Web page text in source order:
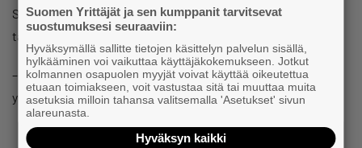
Schroderus haluaa katsoa hetken, mihin suuntaan Suomen
talous on menossa.
– Jos talous ei ala osoittaa piristymisen merkkejä, tuntuu
yhä vahvemmin siltä, että ala on seisahtunut.
Suomen Yrittäjät ja sen kumppanit tarvitsevat
suostumuksesi seuraaviin:
Hyväksymällä sallitte tietojen käsittelyn palvelun sisällä,
hylkääminen voi vaikuttaa käyttäjäkokemukseen. Jotkut
kolmannen osapuolen myyjät voivat käyttää oikeutettua
etuaan toimiakseen, voit vastustaa sitä tai muuttaa muita
asetuksia milloin tahansa valitsemalla 'Asetukset' sivun
alareunasta.
Hyväksyn kaikki